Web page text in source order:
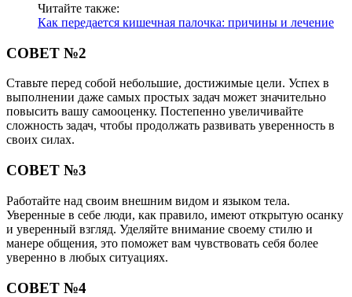
Читайте также:
Как передается кишечная палочка: причины и лечение
СОВЕТ №2
Ставьте перед собой небольшие, достижимые цели. Успех в
выполнении даже самых простых задач может значительно
повысить вашу самооценку. Постепенно увеличивайте
сложность задач, чтобы продолжать развивать уверенность в
своих силах.
СОВЕТ №3
Работайте над своим внешним видом и языком тела.
Уверенные в себе люди, как правило, имеют открытую осанку
и уверенный взгляд. Уделяйте внимание своему стилю и
манере общения, это поможет вам чувствовать себя более
уверенно в любых ситуациях.
СОВЕТ №4